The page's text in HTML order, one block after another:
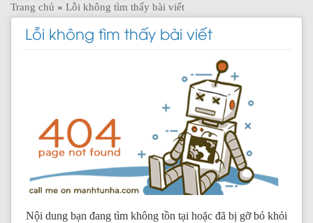
Trang chủ » Lỗi không tìm thấy bài viết
Lỗi không tìm thấy bài viết
Nội dung bạn đang tìm không tồn tại hoặc đã bị gỡ bỏ khỏi